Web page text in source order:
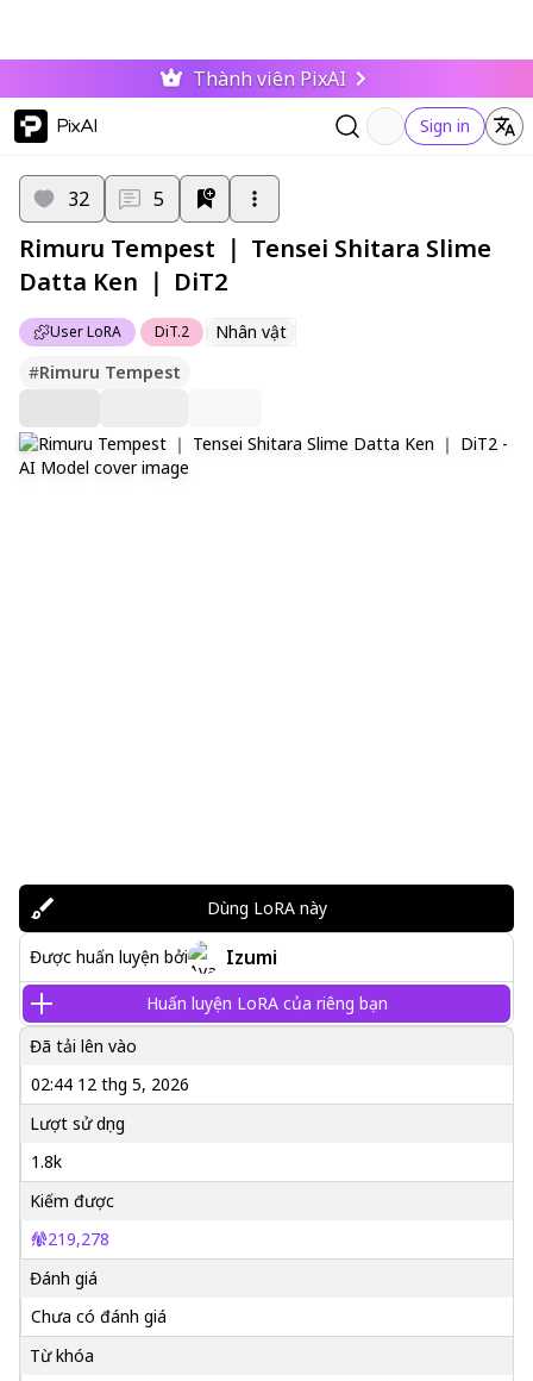
Thành viên PixAI
PixAI Sign in
User LoRA DiT.2 Nhân vật
32 5
Rimuru Tempest ｜ Tensei Shitara Slime
Datta Ken ｜ DiT2
#Rimuru Tempest
Dùng LoRA này
Được huấn luyện bởi Izumi
Huấn luyện LoRA của riêng bạn
Đã tải lên vào
02:44 12 thg 5, 2026
Lượt sử dụng
1.8k
Kiếm được
219,278
Đánh giá
Chưa có đánh giá
Từ khóa